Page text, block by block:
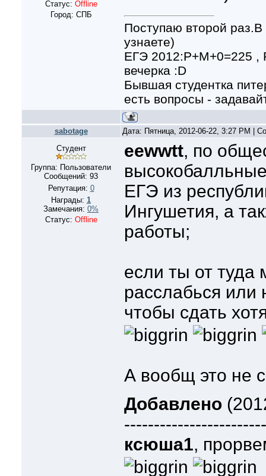
Статус: Offline
Город: СПБ
Поступаю второй
узнаете)
ЕГЭ 2012:Р+М+0=225
вечерка :D
Бывшая студентка
есть вопросы -
sabotage
Дата: Пятница, 2012-06-22, 3:27 PM |
Студент
Группа: Пользователи
Сообщений: 93
Репутация: 0
Награды: 1
Замечания: 0%
Статус: Offline
eewwtt, по
ЕГЭ из
Ингушетия, а
работы;
если ты от туда
расслабься или
чтобы сдать
А вообщ это не
Добавлено
ксюша1,